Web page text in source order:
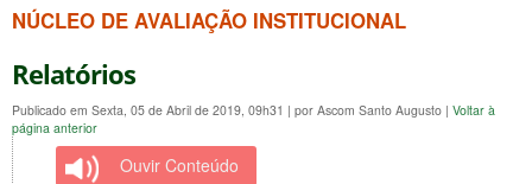
NÚCLEO DE AVALIAÇÃO INSTITUCIONAL
Relatórios
Publicado em Sexta, 05 de Abril de 2019, 09h31 | por Ascom Santo Augusto | Voltar à
página anterior
Ouvir Conteúdo